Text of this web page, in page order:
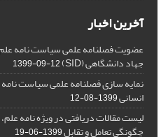
آخرین اخبار
عضویت فصلنامه علمی سیاست نامه علم
جهاد دانشگاهی (SID) 1399-09-12
نمایه سازی فصلنامه علمی سیاست
انسانی1399-08-12
لیست مقالات دریافتی در ویژه نامه
چگونگی تعامل و تقابل1399-06-19